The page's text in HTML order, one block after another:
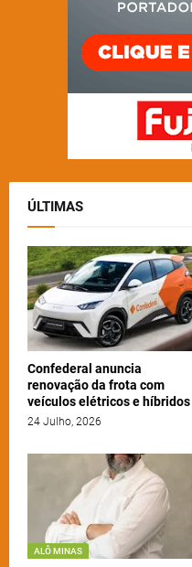
ÚLTIMAS
Confederal anuncia
renovação da frota com
veículos elétricos e híbridos
24 Julho, 2026
ALÔ MINAS